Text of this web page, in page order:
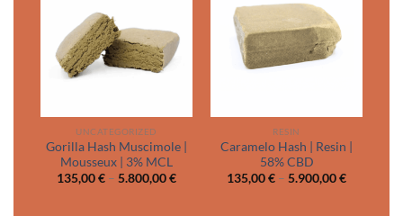
UNCATEGORIZED
Gorilla Hash Muscimole |
Mousseux | 3% MCL
135,00€ – 5.800,00€Price
RESIN
Caramelo Hash | Resin |
58% CBD
135,00€ – 5.900,00€Price